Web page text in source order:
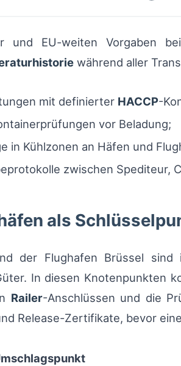
und EU-weiten Vorgaben
während aller
mit definierter HACCP-
vor Beladung;
in Kühlzonen an Häfen und
zwischen Spediteur,
als
der Flughafen Brüssel
In diesen Knotenpunkten
Railer-Anschlüssen und die
Release-Zertifikate, bevor